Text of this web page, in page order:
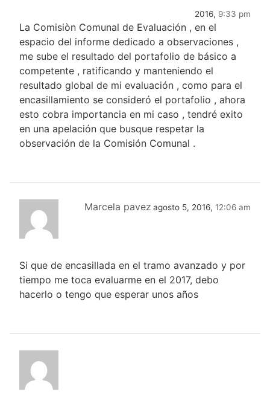
2016, 9:33 pm
La Comisiòn Comunal de Evaluación , en el
espacio del informe dedicado a observaciones ,
me sube el resultado del portafolio de básico a
competente , ratificando y manteniendo el
resultado global de mi evaluación , como para el
encasillamiento se consideró el portafolio , ahora
esto cobra importancia en mi caso , tendré exito
en una apelación que busque respetar la
observación de la Comisión Comunal .
Marcela pavez agosto 5, 2016, 12:06 am
Si que de encasillada en el tramo avanzado y por
tiempo me toca evaluarme en el 2017, debo
hacerlo o tengo que esperar unos años